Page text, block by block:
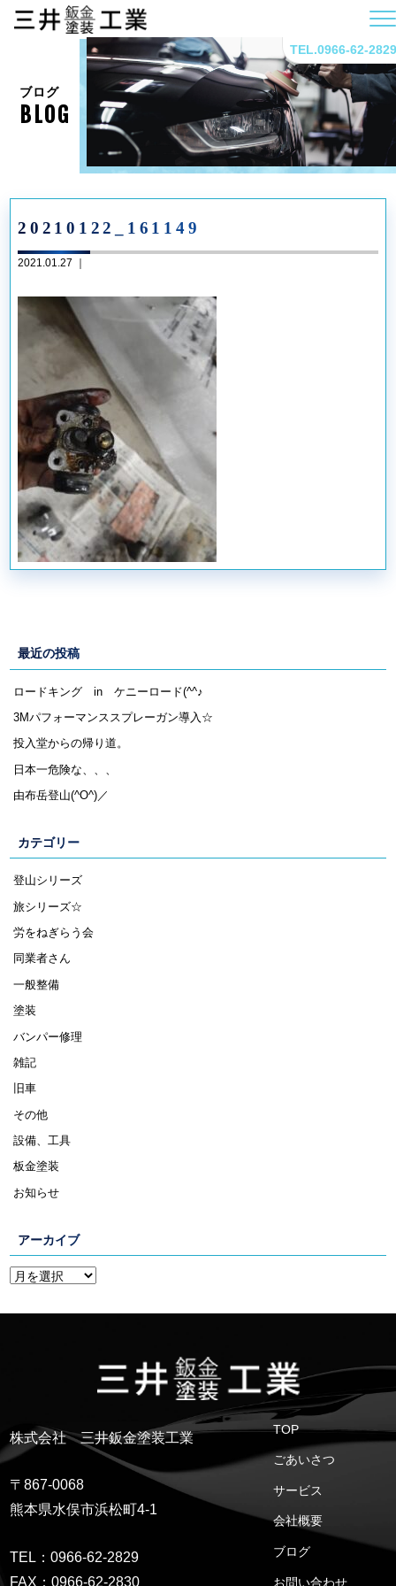
TEL.0966-62-2829
ブログ
BLOG
20210122_161149
2021.01.27 ｜
最近の投稿
ロードキング in ケニーロード(^^♪
3Mパフォーマンススプレーガン導入☆
投入堂からの帰り道。
日本一危険な、、、
由布岳登山(^O^)／
カテゴリー
登山シリーズ
旅シリーズ☆
労をねぎらう会
同業者さん
一般整備
塗装
バンパー修理
雑記
旧車
その他
設備、工具
板金塗装
お知らせ
アーカイブ
株式会社 三井鈑金塗装工業
〒867-0068
熊本県水俣市浜松町4-1
TEL：0966-62-2829
FAX：0966-62-2830
TOP
ごあいさつ
サービス
会社概要
ブログ
お問い合わせ